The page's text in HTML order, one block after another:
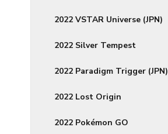
2022 VSTAR Universe (JPN)
2022 Silver Tempest
2022 Paradigm Trigger (JPN)
2022 Lost Origin
2022 Pokémon GO